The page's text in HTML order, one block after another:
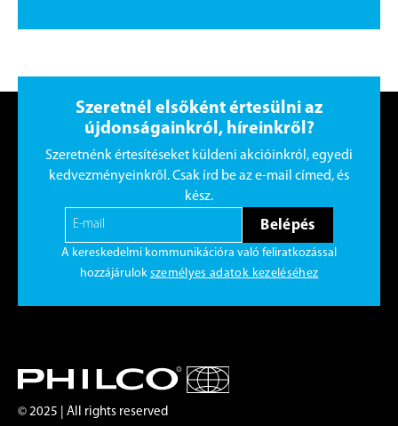
Szeretnél elsőként értesülni az
újdonságainkról, híreinkről?
Szeretnénk értesítéseket küldeni akcióinkról, egyedi
kedvezményeinkről. Csak írd be az e-mail címed, és
kész.
Belépés
A kereskedelmi kommunikációra való feliratkozással
hozzájárulok személyes adatok kezeléséhez
© 2025 | All rights reserved